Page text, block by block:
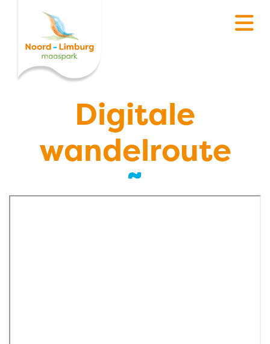
Digitale
wandelroute